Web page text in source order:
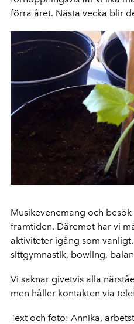
förra året. Nästa vecka blir
Musikevenemang och
framtiden. Däremot har vi
aktiviteter igång som
sittgymnastik, bowling,
Vi saknar givetvis alla
men håller kontakten via
Text och foto: Annika,